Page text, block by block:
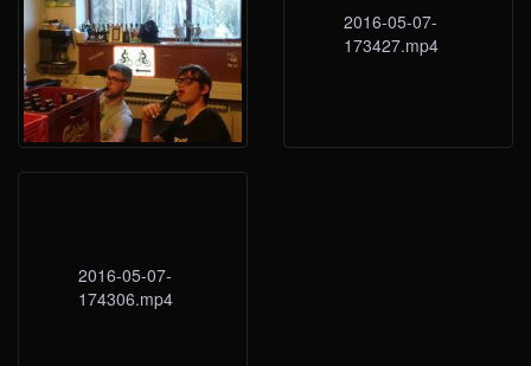
2016-05-07-
173427.mp4
2016-05-07-
174306.mp4